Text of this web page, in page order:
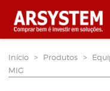
Início > Produtos >
MIG